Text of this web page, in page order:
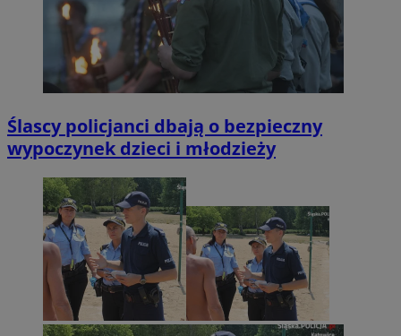
Ślascy policjanci dbają o bezpieczny
wypoczynek dzieci i młodzieży